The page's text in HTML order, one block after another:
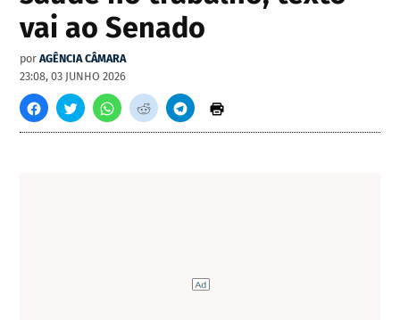
vai ao Senado
por AGÊNCIA CÂMARA
23:08, 03 JUNHO 2026